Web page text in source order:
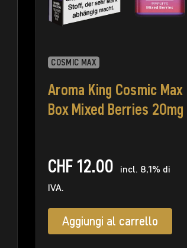
COSMIC MAX
Aroma King Cosmic Max
Box Mixed Berries 20mg
CHF12.00 incl. 8,1% di
IVA.
Aggiungi al carrello